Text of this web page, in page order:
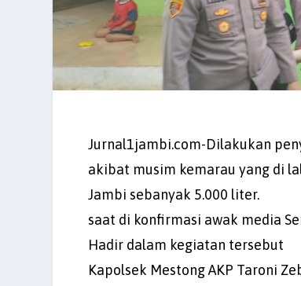
Jurnal1jambi.com-Dilakukan
akibat musim kemarau yang di
Jambi sebanyak 5.000 liter.
saat di konfirmasi awak media
Hadir dalam kegiatan tersebut
Kapolsek Mestong AKP Taroni